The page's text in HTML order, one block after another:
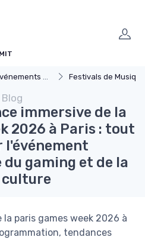
B2C Festivals de Musique et
Blog
immersive de la
2026 à Paris : tout
l'événement
gaming et de la
culture
paris games week 2026 à
tendances